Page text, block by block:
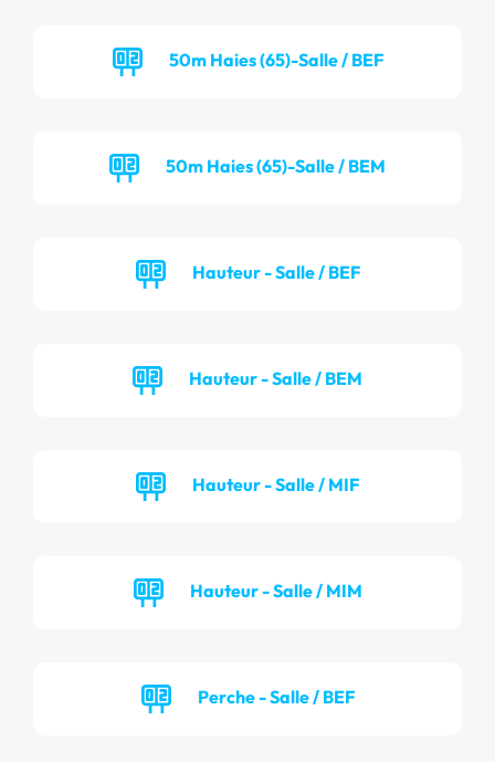
50m Haies (65)-Salle / BEF
50m Haies (65)-Salle / BEM
Hauteur - Salle / BEF
Hauteur - Salle / BEM
Hauteur - Salle / MIF
Hauteur - Salle / MIM
Perche - Salle / BEF